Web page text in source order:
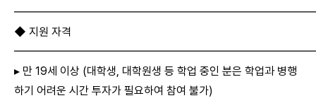
◆ 지원 자격
▸ 만 19세 이상 (대학생, 대학원생 등 학업 중인 분은 학업과 병행
하기 어려운 시간 투자가 필요하여 참여 불가)